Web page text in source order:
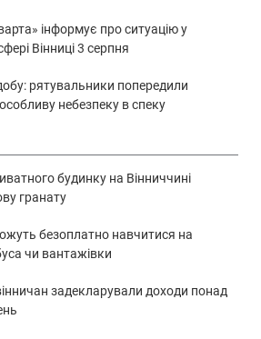
інформує про ситуацію у
Вінниці 3 серпня
рятувальники попередили
небезпеку в спеку
будинку на Вінниччині
гранату
безоплатно навчитися на
чи вантажівки
задекларували доходи понад